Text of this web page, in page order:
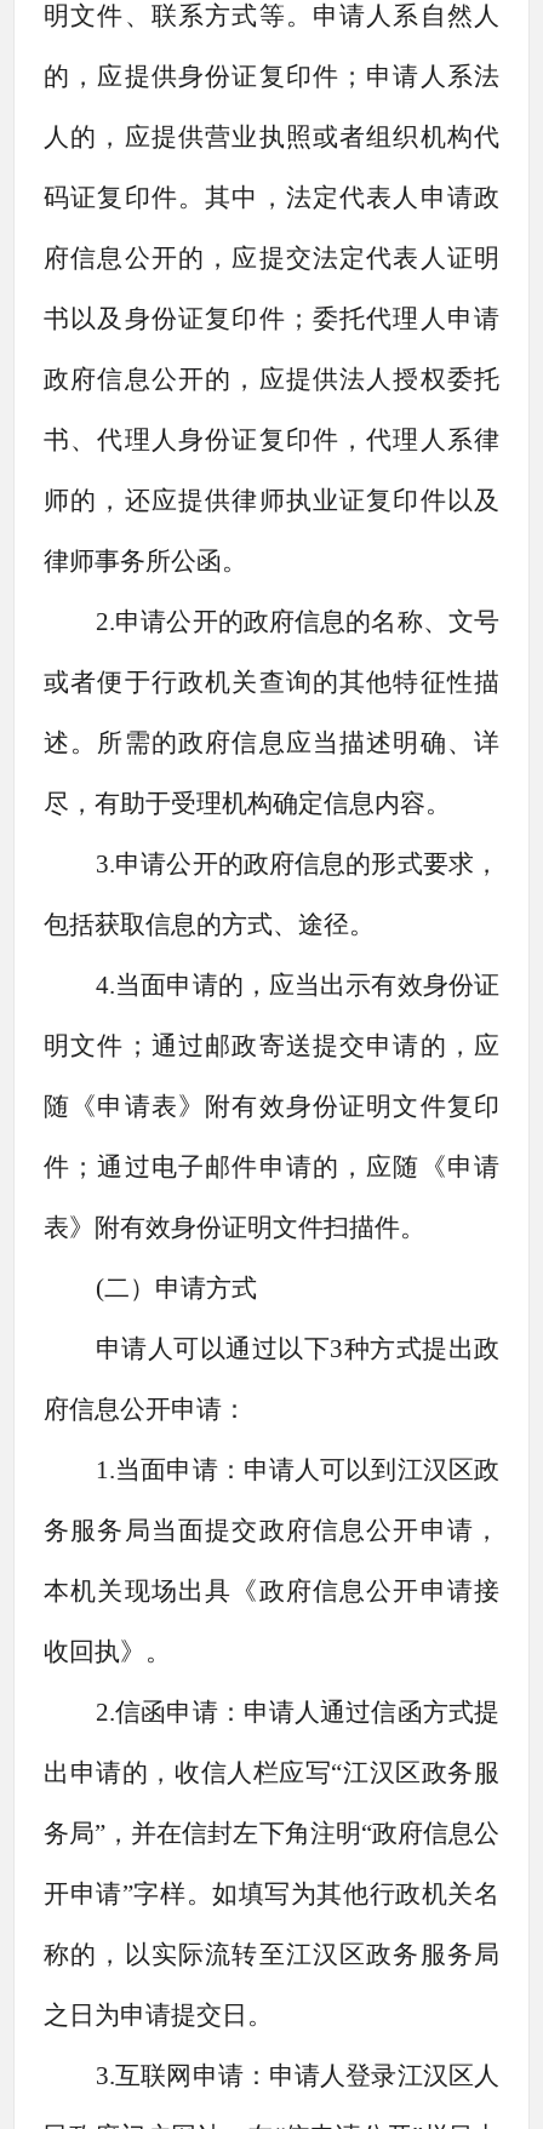
明文件、联系方式等。申请人系自然人
的，应提供身份证复印件；申请人系法
人的，应提供营业执照或者组织机构代
码证复印件。其中，法定代表人申请政
府信息公开的，应提交法定代表人证明
书以及身份证复印件；委托代理人申请
政府信息公开的，应提供法人授权委托
书、代理人身份证复印件，代理人系律
师的，还应提供律师执业证复印件以及
律师事务所公函。
2.申请公开的政府信息的名称、文号
或者便于行政机关查询的其他特征性描
述。所需的政府信息应当描述明确、详
尽，有助于受理机构确定信息内容。
3.申请公开的政府信息的形式要求，
包括获取信息的方式、途径。
4.当面申请的，应当出示有效身份证
明文件；通过邮政寄送提交申请的，应
随《申请表》附有效身份证明文件复印
件；通过电子邮件申请的，应随《申请
表》附有效身份证明文件扫描件。
(二）申请方式
申请人可以通过以下3种方式提出政
府信息公开申请：
1.当面申请：申请人可以到 江汉区政
务服务局当面提交政府信息公开申请，
本机关现场出具《政府信息公开申请接
收回执》。
2.信函申请：申请人通过信函方式提
出申请的，收信人栏应写“江汉区政务服
务局”，并在信封左下角注明“政府信息公
开申请”字样。如填写为其他行政机关名
称的，以实际流转至江汉区政务服务局
之日为申请提交日。
3.互联网申请：申请人登录江汉区人